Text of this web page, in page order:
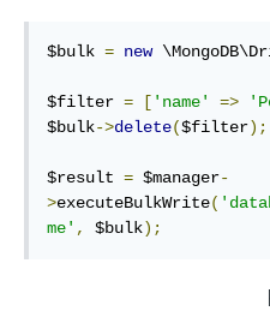
$bulk = new
$filter = [ 'name' =>
$bulk->delete($filter);
$result = $manager-
>executeBulkWrite(
me' , $bulk);